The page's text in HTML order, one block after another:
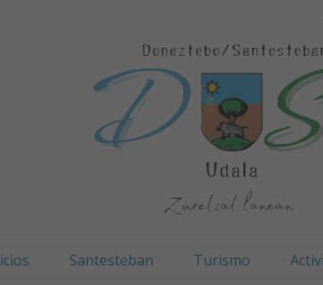
Santesteban Turismo